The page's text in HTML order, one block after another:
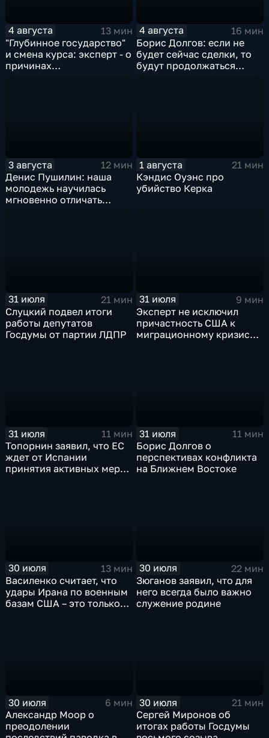
4 августа
13 мин
"Глубинное государство"
и смена курса: эксперт - о
причинах
4 августа
16 мин
Борис Долгов: если не
будет сейчас сделки, то
будут продолжаться
3 августа
12 мин
Денис Пушилин: наша
молодежь научилась
мгновенно отличать
1 августа
21 мин
Кэндис Оуэнс про
убийство Керка
31 июля
21 мин
Слуцкий подвел итоги
работы депутатов
Госдумы от партии ЛДПР
31 июля
9 мин
Эксперт не исключил
причастность США к
миграционному кризису в
31 июля
11 мин
Топорнин заявил, что ЕС
ждет от Испании
принятия активных мер
31 июля
11 мин
Борис Долгов о
перспективах конфликта
на Ближнем Востоке
30 июля
13 мин
Василенко считает, что
удары Ирана по военным
базам США – это только
30 июля
22 мин
Зюганов заявил, что для
него всегда было важно
служение родине
30 июля
6 мин
Александр Моор о
преодолении
30 июля
21 мин
Сергей Миронов об
итогах работы Госдумы